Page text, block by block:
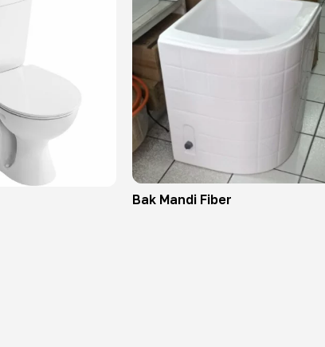
Bak Mandi Fiber